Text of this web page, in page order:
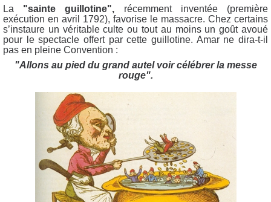
La "sainte guillotine", récemment inventée (première
exécution en avril 1792), favorise le massacre. Chez certains
s’instaure un véritable culte ou tout au moins un goût avoué
pour le spectacle offert par cette guillotine. Amar ne dira-t-il
pas en pleine Convention :
"Allons au pied du grand autel voir célébrer la messe
rouge".